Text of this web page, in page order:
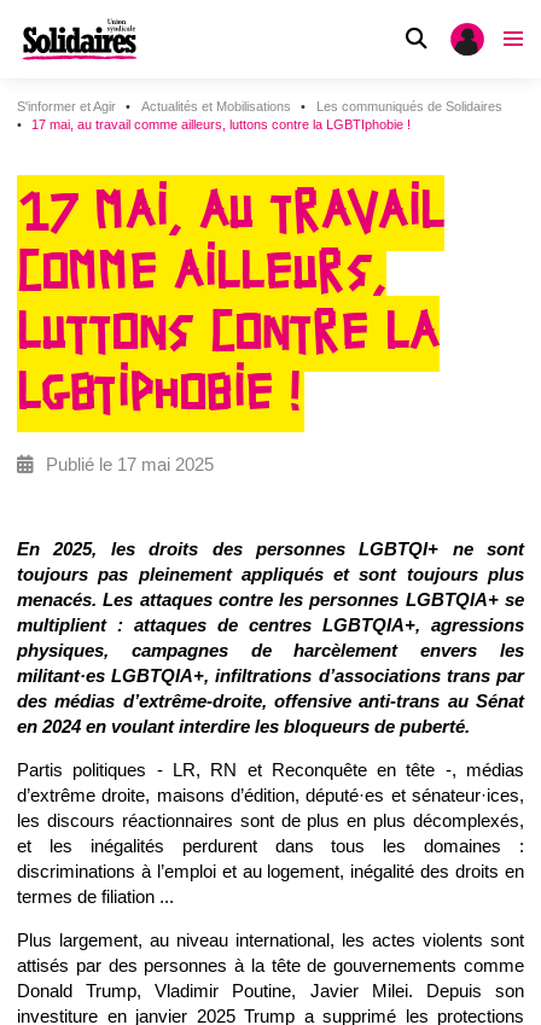
S'informer et Agir Actualités et Mobilisations
Les communiqués de Solidaires
17 mai, au travail comme ailleurs, luttons contre la LGBTIphobie !
17 MAI, AU TRAVAIL
COMME AILLEURS,
LUTTONS CONTRE LA
LGBTIPHOBIE !
Publié le 17 mai 2025
En 2025, les droits des personnes LGBTQI+ ne sont
toujours pas pleinement appliqués et sont toujours plus
menacés. Les attaques contre les personnes LGBTQIA+ se
multiplient : attaques de centres LGBTQIA+, agressions
physiques, campagnes de harcèlement envers les
militant·es LGBTQIA+, infiltrations d’associations trans par
des médias d’extrême-droite, offensive anti-trans au Sénat
en 2024 en voulant interdire les bloqueurs de puberté.
Partis politiques - LR, RN et Reconquête en tête -, médias
d’extrême droite, maisons d’édition, député·es et sénateur·ices,
les discours réactionnaires sont de plus en plus décomplexés,
et les inégalités perdurent dans tous les domaines :
discriminations à l’emploi et au logement, inégalité des droits en
termes de filiation ...
Plus largement, au niveau international, les actes violents sont
attisés par des personnes à la tête de gouvernements comme
Donald Trump, Vladimir Poutine, Javier Milei. Depuis son
investiture en janvier 2025 Trump a supprimé les protections